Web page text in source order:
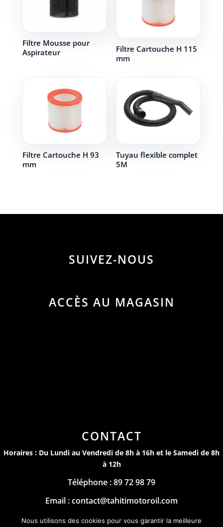
Filtre Mousse pour
Aspirateur
Filtre Cartouche H 115
mm
Filtre Cartouche H 93
mm
Tuyau flexible complet
5M
SUIVEZ-NOUS
ACCÈS AU MAGASIN
CONTACT
Horaires : Du Lundi au Vendredi de 8h à 16h et le Samedi de 8h
à 12h
Téléphone : 89 72 98 79
Email : contact@tahitimotoroil.com
Mentions Légales
Nous utilisons des cookies pour vous garantir la meilleure